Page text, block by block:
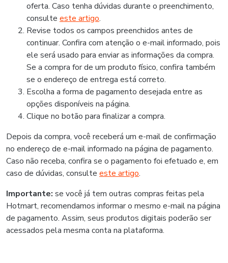
oferta. Caso tenha dúvidas durante o preenchimento,
consulte este artigo.
Revise todos os campos preenchidos antes de
continuar. Confira com atenção o e-mail informado, pois
ele será usado para enviar as informações da compra.
Se a compra for de um produto físico, confira também
se o endereço de entrega está correto.
Escolha a forma de pagamento desejada entre as
opções disponíveis na página.
Clique no botão para finalizar a compra.
Depois da compra, você receberá um e-mail de confirmação
no endereço de e-mail informado na página de pagamento.
Caso não receba, confira se o pagamento foi efetuado e, em
caso de dúvidas, consulte este artigo.
Importante: se você já tem outras compras feitas pela
Hotmart, recomendamos informar o mesmo e-mail na página
de pagamento. Assim, seus produtos digitais poderão ser
acessados pela mesma conta na plataforma.